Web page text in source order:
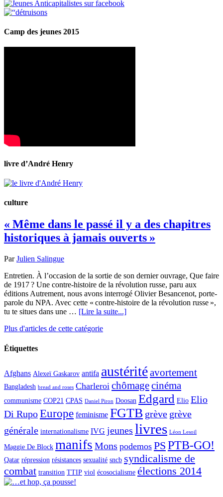
Camp des jeunes 2015
livre d’André Henry
culture
« Même dans le passé il y a des chapitres
historiques à jamais ouverts »
ParJulien Salingue
Entretien. À l’occasion de la sortie de son dernier ouvrage, Que faire
de 1917 ? Une contre-histoire de la révolution russe, paru aux
éditions Autrement, nous avons interrogé Olivier Besancenot, porte-
parole du NPA. Avec cette « contre-histoire de la révolution russe »,
tu te situes dans une … [Lire la suite...]
Plus d'articles de cette catégorie
Étiquettes
Afghans Alexeï Gaskarov antifa austéritéavortement
Bangladesh bread and roses Charleroi chômagecinéma
communisme COP21 CPAS Daniel Piron Doosan Edgard Elio Elio
Di RupoEurope feminisme FGTB grève grève
générale internationalisme IVG jeunes livres Léon Lesoil
Maggie De Block manifs Mons podemos PS PTB-GO!
Qatar répression résistances sexualité sncb syndicalisme de
combat transition TTIP viol écosocialisme élections 2014